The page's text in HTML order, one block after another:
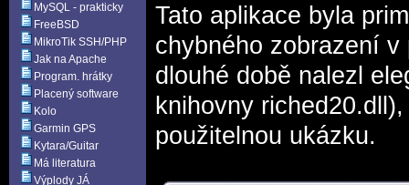
MySQL - prakticky
FreeBSD
MikroTik SSH/PHP
Jak na Apache
Program. hrátky
Placený software
Kolo
Garmin GPS
Kytara/Guitar
Má literatura
Výplody JÁ
Tato aplikace byla
chybného zobrazení
dlouhé době nalezl
knihovny
použitelnou ukázku.